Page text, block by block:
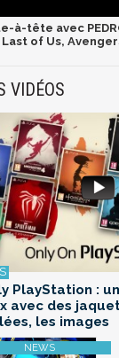
à-tête avec
Last of Us,
VIDÉOS
PlayStation :
avec des
les images